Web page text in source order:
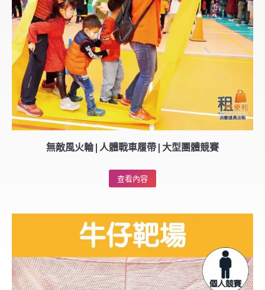
無敵風火輪|人體戰車履帶|大型團體競賽
查看內容